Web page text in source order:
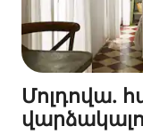
Մոլդովա․